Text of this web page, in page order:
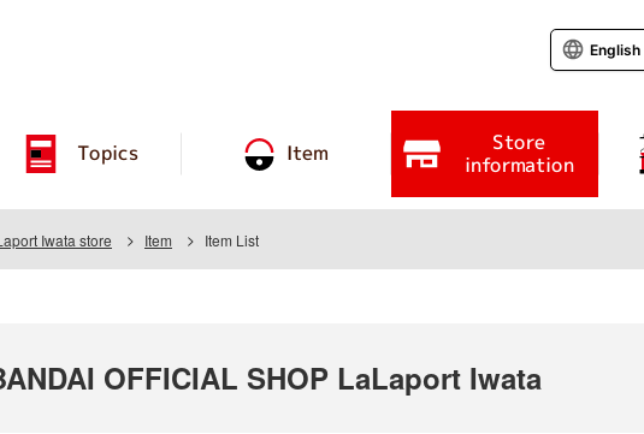
Topics Item Store
information
English
Iwata store Item Item List
OFFICIAL SHOP LaLaport Iwata